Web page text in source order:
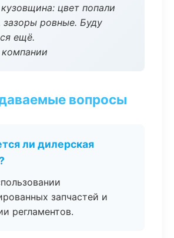
цвет попали
зазоры ровные. Буду
ещё.
вопросы
ли дилерская
запчастей и
регламентов.